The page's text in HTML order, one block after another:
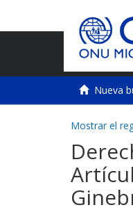
Nueva
Mostrar el